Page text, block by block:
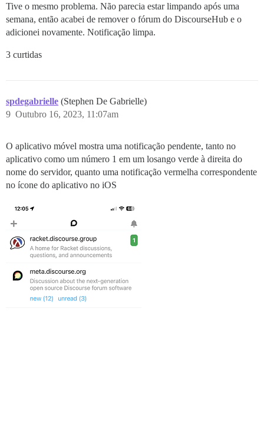
Tive o mesmo problema. Não parecia estar limpando após uma
semana, então acabei de remover o fórum do DiscourseHub e o
adicionei novamente. Notificação limpa.
3 curtidas
spdegabrielle (Stephen De Gabrielle)
Outubro 16, 2023, 11:07am
9
O aplicativo móvel mostra uma notificação pendente, tanto no
aplicativo como um número 1 em um losango verde à direita do
nome do servidor, quanto uma notificação vermelha correspondente
no ícone do aplicativo no iOS